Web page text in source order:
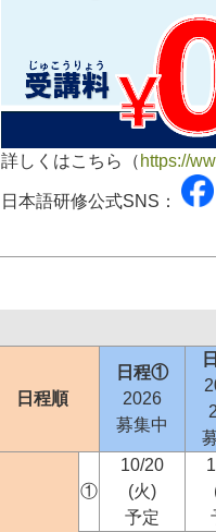
詳しくはこちら（ https://
日本語研修公式SNS：
日程順
日程①
2026
募集中
①
10/20
(火)
予定